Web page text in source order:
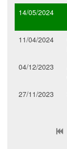
14/05/2024
11/04/2024
04/12/2023
27/11/2023